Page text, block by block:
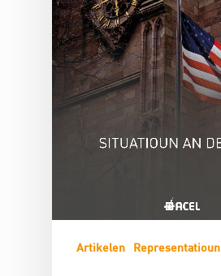
Artikelen Representatioun